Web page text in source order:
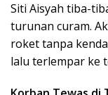
Siti Aisyah tiba-
turunan curam.
roket tanpa
lalu terlempar ke